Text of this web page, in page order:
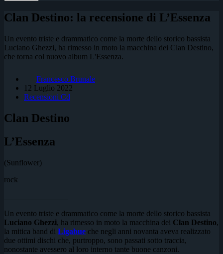
Clan Destino: la recensione di L’Essenza
Un evento triste e drammatico come la morte dello storico bassista
Luciano Ghezzi, ha rimesso in moto la macchina dei Clan Destino,
che torna col nuovo album L'Essenza.
Francesco Brunale
12 Luglio 2022
Recensioni Cd
Clan Destino
L’Essenza
(Sunflower)
rock
Un evento triste e drammatico come la morte dello storico bassista
Luciano Ghezzi, ha rimesso in moto la macchina dei Clan Destino,
la mitica band di Ligabue che negli anni novanta aveva realizzato
due ottimi dischi che, purtroppo, sono passati sotto traccia,
nonostante avessero al loro interno tante buone canzoni.